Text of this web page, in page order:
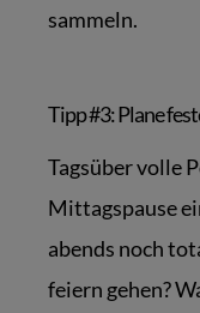
sammeln.
Tipp #3: Plane
Tagsüber volle
Mittagspause
abends noch
feiern gehen?